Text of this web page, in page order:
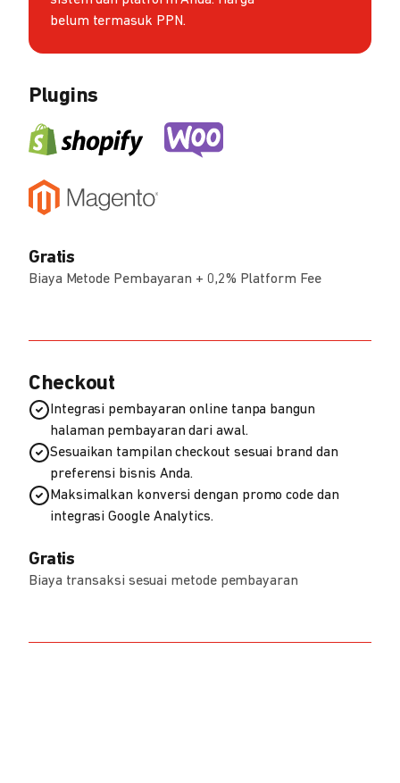
belum termasuk PPN.
Plugins
Gratis
Biaya Metode Pembayaran + 0,2% Platform Fee
Checkout
Integrasi pembayaran online tanpa bangun
halaman pembayaran dari awal.
Sesuaikan tampilan checkout sesuai brand dan
preferensi bisnis Anda.
Maksimalkan konversi dengan promo code dan
integrasi Google Analytics.
Gratis
Biaya transaksi sesuai metode pembayaran